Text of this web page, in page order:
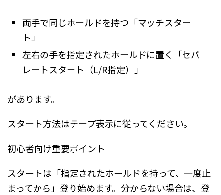
両手で同じホールドを持つ「マッチスター
ト」
左右の手を指定されたホールドに置く「セパ
レートスタート（L/R指定）」
があります。
スタート方法はテープ表示に従ってください。
初心者向け重要ポイント
スタートは「指定されたホールドを持って、一度止
まってから」登り始めます。分からない場合は、登